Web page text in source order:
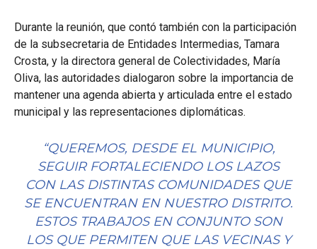
Durante la reunión, que contó también con la participación
de la subsecretaria de Entidades Intermedias, Tamara
Crosta, y la directora general de Colectividades, María
Oliva, las autoridades dialogaron sobre la importancia de
mantener una agenda abierta y articulada entre el estado
municipal y las representaciones diplomáticas.
“QUEREMOS, DESDE EL MUNICIPIO,
SEGUIR FORTALECIENDO LOS LAZOS
CON LAS DISTINTAS COMUNIDADES QUE
SE ENCUENTRAN EN NUESTRO DISTRITO.
ESTOS TRABAJOS EN CONJUNTO SON
LOS QUE PERMITEN QUE LAS VECINAS Y